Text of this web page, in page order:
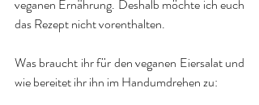
veganen Ernährung. Deshalb möchte ich euch
das Rezept nicht vorenthalten.
Was braucht ihr für den veganen Eiersalat und
wie bereitet ihr ihn im Handumdrehen zu: